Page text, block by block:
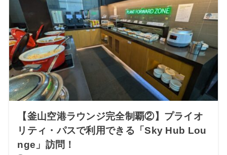
【釜山空港ラウンジ完全制覇②】プライオ
リティ・パスで利用できる「Sky Hub Lou
nge」訪問！